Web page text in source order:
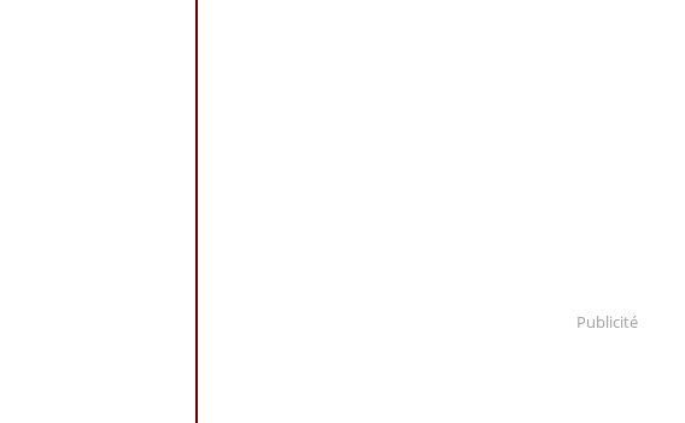
Publicité